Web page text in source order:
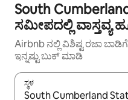
South
ಸಮೀಪದಲ್ಲಿ ವಾಸ್ತವ್ಯ
Airbnb ನಲ್ಲಿ ವಿಶಿಷ್ಟ ರಜಾ
ಇನ್ನಷ್ಟು ಬುಕ್ ಮಾಡಿ
ಸ್ಥಳ
ಫಲಿತಾಂಶಗಳು ಲಭ್ಯವಿರುವಾಗ,